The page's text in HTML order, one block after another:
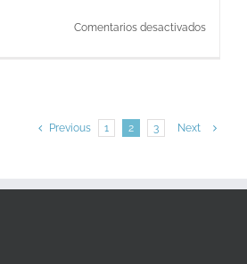
Comentarios desactivadosen
padres.
Previous 1 2 3 Next